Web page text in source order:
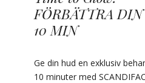
FÖRBÄTTRA
10 MIN
Ge din hud en exklusiv
10 minuter med